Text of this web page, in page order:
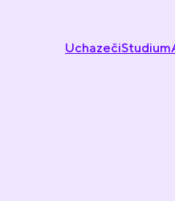
UchazečiStudium